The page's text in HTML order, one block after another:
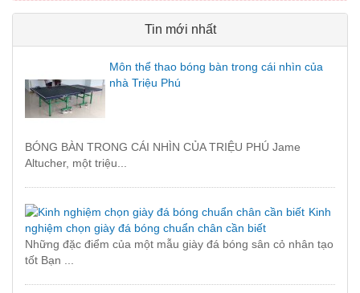
Tin mới nhất
Môn thể thao bóng bàn trong cái nhìn của
nhà Triệu Phú
BÓNG BÀN TRONG CÁI NHÌN CỦA TRIỆU PHÚ Jame
Altucher, một triệu...
Kinh
nghiệm chọn giày đá bóng chuẩn chân cần biết
Những đặc điểm của một mẫu giày đá bóng sân cỏ nhân tạo
tốt Bạn ...